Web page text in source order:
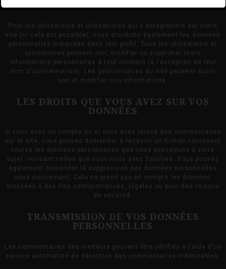
Pour les utilisateurs et utilisatrices qui s’enregistrent sur notre
site (si cela est possible), nous stockons également les données
personnelles indiquées dans leur profil. Tous les utilisateurs et
utilisatrices peuvent voir, modifier ou supprimer leurs
informations personnelles à tout moment (à l’exception de leur
nom d’utilisateur·ice). Les gestionnaires du site peuvent aussi
voir et modifier ces informations.
LES DROITS QUE VOUS AVEZ SUR VOS
DONNÉES
Si vous avez un compte ou si vous avez laissé des commentaires
sur le site, vous pouvez demander à recevoir un fichier contenant
toutes les données personnelles que nous possédons à votre
sujet, incluant celles que vous nous avez fournies. Vous pouvez
également demander la suppression des données personnelles
vous concernant. Cela ne prend pas en compte les données
stockées à des fins administratives, légales ou pour des raisons
de sécurité.
TRANSMISSION DE VOS DONNÉES
PERSONNELLES
Les commentaires des visiteurs peuvent être vérifiés à l’aide d’un
service automatisé de détection des commentaires indésirables.